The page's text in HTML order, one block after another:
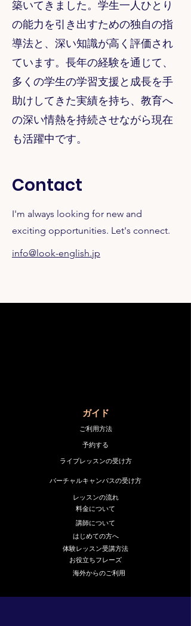
築いてきました。学生一人ひとり
の能力を引き出すための独自の指
導法と、深い知識が高く評価され
ています。長年の経験を通じて、
多くの学生の学習支援と成長を手
助けしてきた実績を持ち、教育へ
の深い情熱を持続させながら現在
も活躍中です。
Contact
I'm always looking for new and
exciting opportunities. Let's connect.
info@look-english.jp
​ガイド
ご利用方法
予約する
ライブレッスンの受け方
バーチャルキャンパスの受け方
レッスンの流れ
料金について
講師について
はじめての方へ
体験レッスン受講方法
お役立ちフレーズ
海外からのご利用